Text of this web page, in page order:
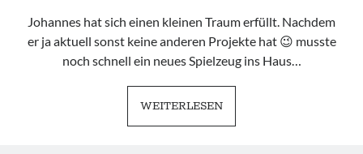
Johannes hat sich einen kleinen Traum erfüllt. Nachdem
er ja aktuell sonst keine anderen Projekte hat 😉 musste
noch schnell ein neues Spielzeug ins Haus…
WEITERLESENBMW
E30